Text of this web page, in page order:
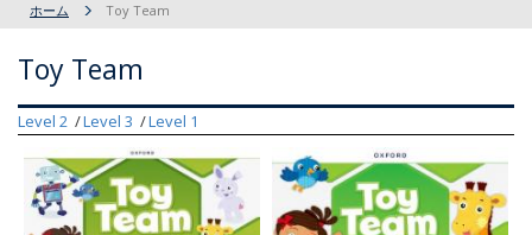
ホーム Toy Team
Toy Team
Level 2 Level 3 Level 1